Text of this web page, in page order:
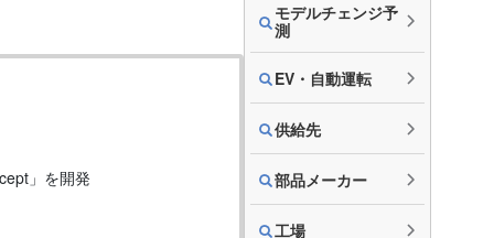
」を開発
モデルチェンジ予
測
EV・自動運転
供給先
部品メーカー
工場